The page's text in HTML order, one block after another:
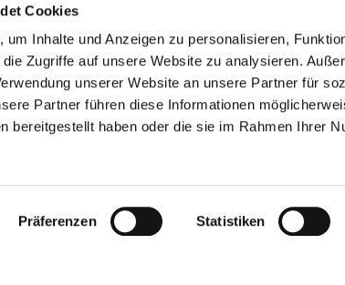
Cookies
um Inhalte und Anzeigen zu personalisieren,
Zugriffe auf unsere Website zu analysieren.
unserer Website an unsere Partner für
Partner führen diese Informationen
bereitgestellt haben oder die sie im Rahmen Ihrer
Präferenzen Statistiken
02235 923130
gemeinde@efkgie.de